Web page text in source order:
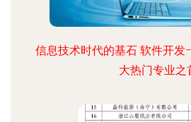
信息技术时代的基石 软件开
大热门专业之